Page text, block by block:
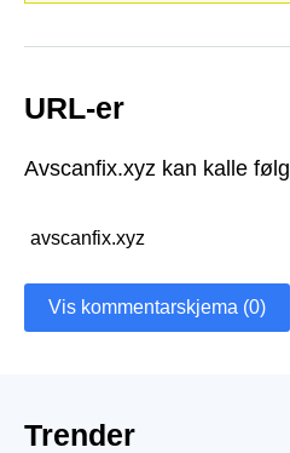
URL-er
Avscanfix.xyz kan kalle
avscanfix.xyz
Vis kommentarskjema (0)
Trender